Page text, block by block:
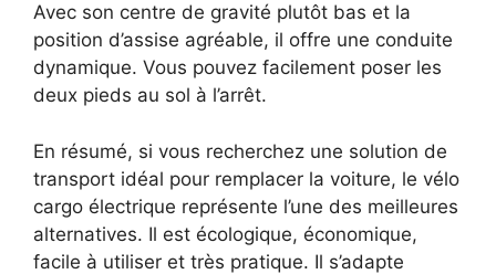
Avec son centre de gravité plutôt bas et la
position d’assise agréable, il offre une conduite
dynamique. Vous pouvez facilement poser les
deux pieds au sol à l’arrêt.
En résumé, si vous recherchez une solution de
transport idéal pour remplacer la voiture, le vélo
cargo électrique représente l’une des meilleures
alternatives. Il est écologique, économique,
facile à utiliser et très pratique. Il s’adapte